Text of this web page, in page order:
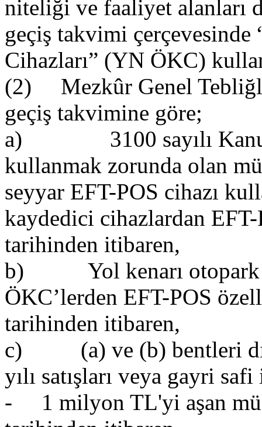
niteliği ve faaliyet alanları
geçiş takvimi
Cihazları” (YN ÖKC)
(2) Mezkûr Genel
geçiş takvimine göre;
a) 3100 sayılı Kanun
kullanmak zorunda olan
seyyar EFT-POS cihazı
kaydedici cihazlardan
tarihinden itibaren,
b) Yol kenarı otopark
ÖKC’lerden EFT-POS
tarihinden itibaren,
c) (a) ve (b) bentleri
yılı satışları veya gayri safi
- 1 milyon TL'yi aşan